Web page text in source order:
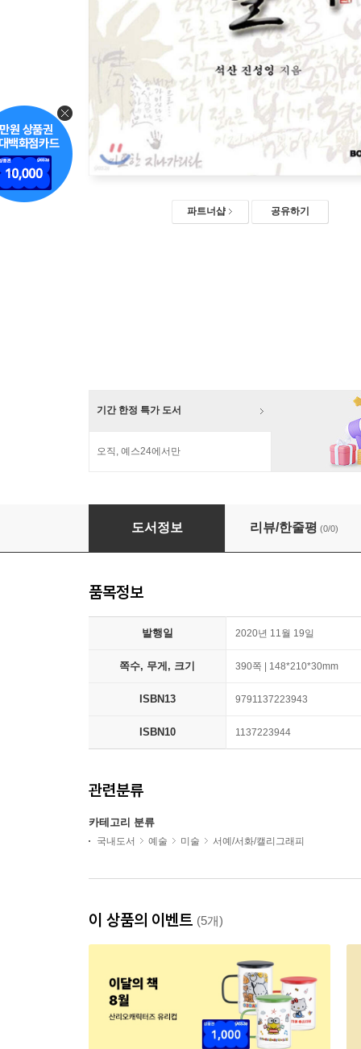
파트너샵 공유하기
기간 한정 특가 도서
오직, 예스24에서만
네 안의 거인을 깨워라
도서정보 리뷰/한줄평 (0/0)
품목정보
발행일 2020년 11월 19일
쪽수, 무게, 크기 390쪽 | 148*210*30mm
ISBN13 9791137223943
ISBN10 1137223944
관련분류
카테고리 분류
국내도서 예술 미술 서예/서화/캘리그래피
이 상품의 이벤트 (5개)